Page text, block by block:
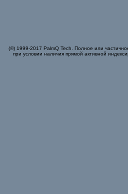
(©) 1999-2017 PalmQ Tech. Полное или
при условии наличия прямой активной